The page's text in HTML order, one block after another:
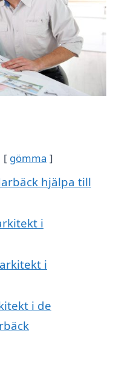
gömma
hjälpa till
i
i
i de